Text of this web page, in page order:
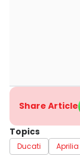
Share Article
Topics
Ducati Aprilia